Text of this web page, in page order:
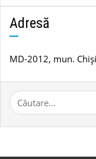
de
știri
Adresă
MD-2012, mun.
Caută
după: